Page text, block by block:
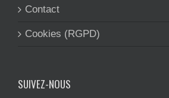
Contact
Cookies (RGPD)
SUIVEZ-NOUS